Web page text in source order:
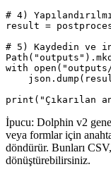
# 4)
result =
# 5) Kaydedin ve
with
İpucu: Dolphin v2
veya formlar için
döndürür. Bunları
dönüştürebilirsiniz.